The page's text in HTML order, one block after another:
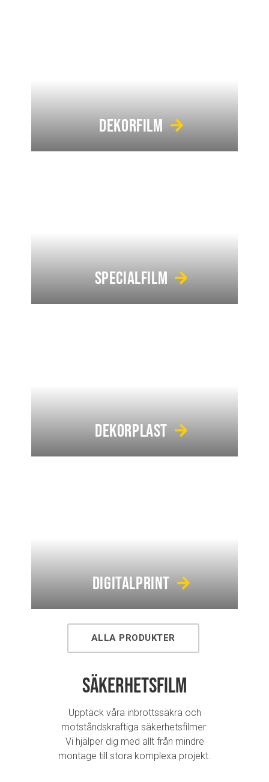
DEKORFILM
SPECIALFILM
DEKORPLAST
DIGITALPRINT
ALLA PRODUKTER
Säkerhetsfilm
Upptäck våra inbrottssäkra och
motståndskraftiga säkerhetsfilmer.
Vi hjälper dig med allt från mindre
montage till stora komplexa projekt.